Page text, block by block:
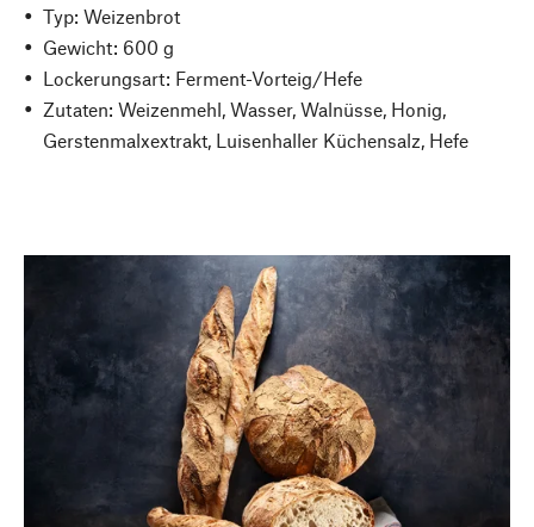
Typ: Weizenbrot
Gewicht: 600 g
Lockerungsart: Ferment-Vorteig/Hefe
Zutaten: Weizenmehl, Wasser, Walnüsse, Honig,
Gerstenmalxextrakt, Luisenhaller Küchensalz, Hefe